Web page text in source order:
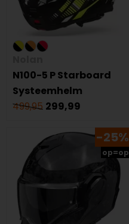
N100-5 P Starboard
Systeemhelm
499,95 299,99
-25%
op=op